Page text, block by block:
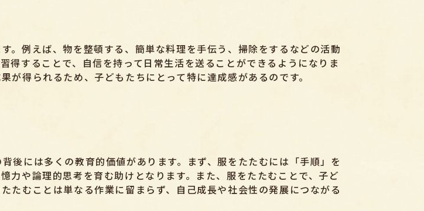
。例えば、物を整頓する、簡単な料理を手伝う、掃除をするなどの活動
得することで、自信を持って日常生活を送ることができるようになりま
得られるため、子どもたちにとって特に達成感があるのです。
後には多くの教育的価値があります。まず、服をたたむには「手順」を
力や論理的思考を育む助けとなります。また、服をたたむことで、子ど
たむことは単なる作業に留まらず、自己成長や社会性の発展につながる